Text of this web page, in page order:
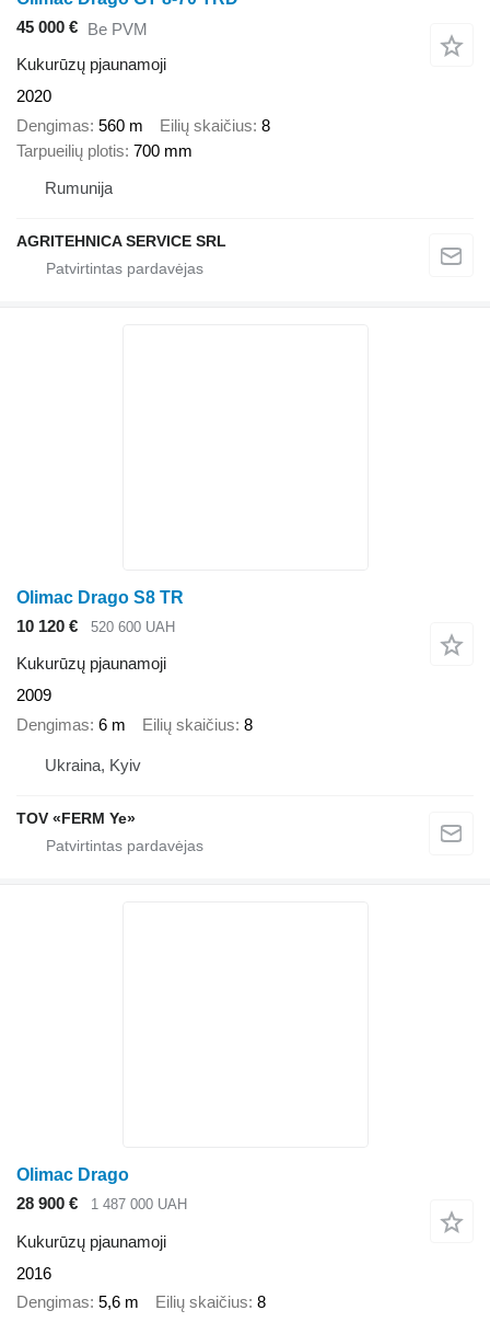
45 000 € Be PVM
Kukurūzų pjaunamoji
2020
Dengimas 560 m Eilių skaičius 8
Tarpueilių plotis 700 mm
Rumunija
AGRITEHNICA SERVICE SRL
Olimac Drago S8 TR
10 120 €
520 600 UAH
Kukurūzų pjaunamoji
2009
Dengimas 6 m Eilių skaičius 8
Ukraina, Kyiv
TOV «FERM Ye»
Olimac Drago
28 900 €
1 487 000 UAH
Kukurūzų pjaunamoji
2016
Dengimas 5,6 m Eilių skaičius 8